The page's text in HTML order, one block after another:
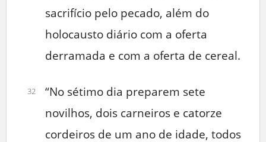
sacrifício pelo pecado, além do
holocausto diário com a oferta
derramada e com a oferta de cereal.
32
“No sétimo dia preparem sete
novilhos, dois carneiros e catorze
cordeiros de um ano de idade, todos